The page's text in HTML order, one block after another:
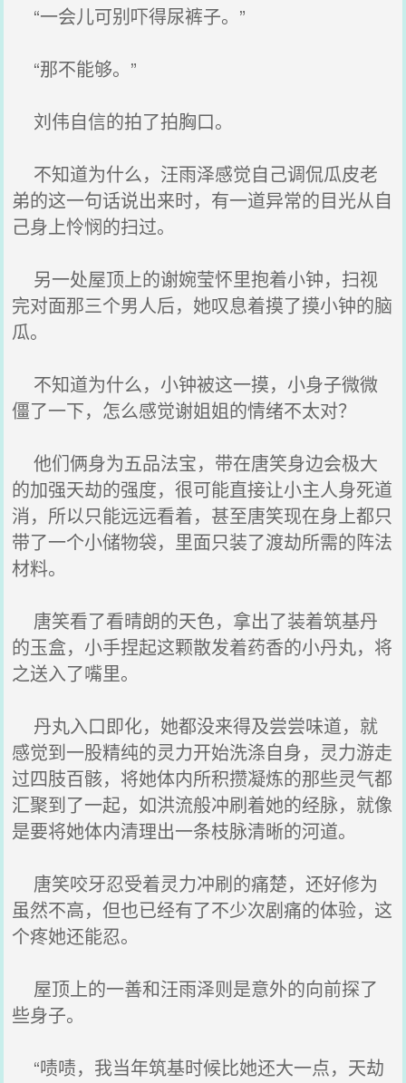
“一会儿可别吓得尿裤子。”
“那不能够。”
刘伟自信的拍了拍胸口。
不知道为什么，汪雨泽感觉自己调侃瓜皮老
弟的这一句话说出来时，有一道异常的目光从自
己身上怜悯的扫过。
另一处屋顶上的谢婉莹怀里抱着小钟，扫视
完对面那三个男人后，她叹息着摸了摸小钟的脑
瓜。
不知道为什么，小钟被这一摸，小身子微微
僵了一下，怎么感觉谢姐姐的情绪不太对？
他们俩身为五品法宝，带在唐笑身边会极大
的加强天劫的强度，很可能直接让小主人身死道
消，所以只能远远看着，甚至唐笑现在身上都只
带了一个小储物袋，里面只装了渡劫所需的阵法
材料。
唐笑看了看晴朗的天色，拿出了装着筑基丹
的玉盒，小手捏起这颗散发着药香的小丹丸，将
之送入了嘴里。
丹丸入口即化，她都没来得及尝尝味道，就
感觉到一股精纯的灵力开始洗涤自身，灵力游走
过四肢百骸，将她体内所积攒凝炼的那些灵气都
汇聚到了一起，如洪流般冲刷着她的经脉，就像
是要将她体内清理出一条枝脉清晰的河道。
唐笑咬牙忍受着灵力冲刷的痛楚，还好修为
虽然不高，但也已经有了不少次剧痛的体验，这
个疼她还能忍。
屋顶上的一善和汪雨泽则是意外的向前探了
些身子。
“啧啧，我当年筑基时候比她还大一点，天劫